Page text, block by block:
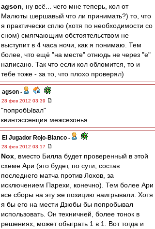
agson , ну всё... чего мне теперь, кол от
Малюты шершавый что ли принимать?) то, что
я практически сплю (хотя по необходимости со
сном) смягчающим обстоятельством не
выступит в 4 часа ночи, как я понимаю. Тем
более, что ещё "на месте" отнюдь не через "е"
написано. Так что если кол обломится, то и
тебе тоже - за то, что плохо проверял)
agson -
28 фев 2012 03:39
"попробЫвал"
квинтэссенция межсезонья
El Jugador Rojo-Blanco -
28 фев 2012 03:17
Nox , вместо Билла будет проверенный в этой
схеме Ари (это будет, по сути, состав
последнего матча против Лохов, за
исключением Парехи, конечно). Тем более Ари
все сборы на эту же позицию наигрывали. Хотя
я бы его на мести Дзюбы бы попробывал
использовать. Он техничней, более тонок в
решениях, может обыграть 1 в 1. Вот тогда и